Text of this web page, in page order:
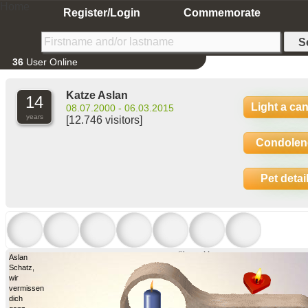
Register/Login Commemorate
36 User Online
14
years
Katze Aslan
08.07.2000 - 06.03.2015
[12.746 visitors]
Light a
Pet
Show older
Aslan
Schatz,
wir
vermissen
dich